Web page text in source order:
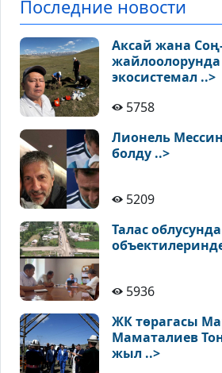
Последние новости
Аксай жана
экосистемал ..>
5758
Лионель
болду ..>
5209
Талас
5936
ЖК төрагасы
Маматалиев
жыл ..>